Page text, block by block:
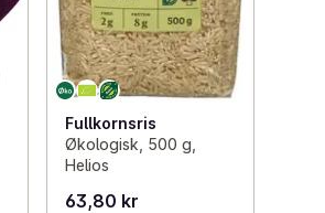
Fullkornsris
Økologisk, 500 g,
Helios
63,80 kr